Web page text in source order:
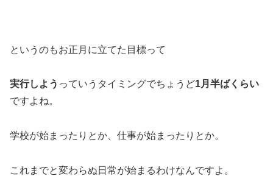
というのもお正月に立てた目標って
実行しよう っていうタイミングでちょうど1月半ばくらい
ですよね。
学校が始まったりとか、仕事が始まったりとか。
これまでと変わらぬ日常が始まるわけなんですよ。